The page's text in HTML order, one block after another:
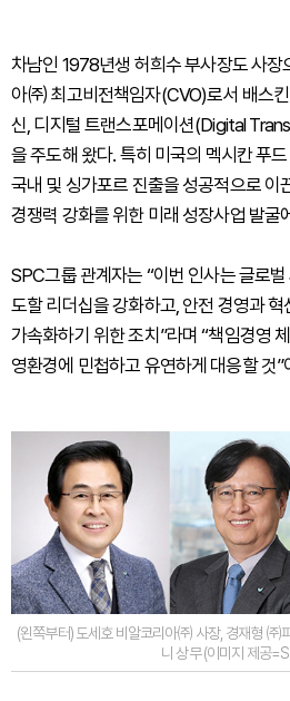
차남인 1978년생 허희수 부사장도 사장
아㈜ 최고비전책임자(CVO)로서 배스
신, 디지털 트랜스포메이션(Digital
을 주도해 왔다. 특히 미국의 멕시칸 푸
국내 및 싱가포르 진출을 성공적으로 이
경쟁력 강화를 위한 미래 성장사업 발굴
SPC그룹 관계자는 “이번 인사는 글로
도할 리더십을 강화하고, 안전 경영과
가속화하기 위한 조치”라며 “책임경영
영환경에 민첩하고 유연하게 대응할 것
(왼쪽부터) 도세호 비알코리아㈜ 사장, 경재형 ㈜
니 상무 (이미지 제공